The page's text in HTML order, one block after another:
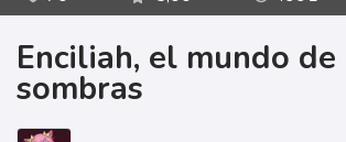
Enciliah, el mundo de
sombras